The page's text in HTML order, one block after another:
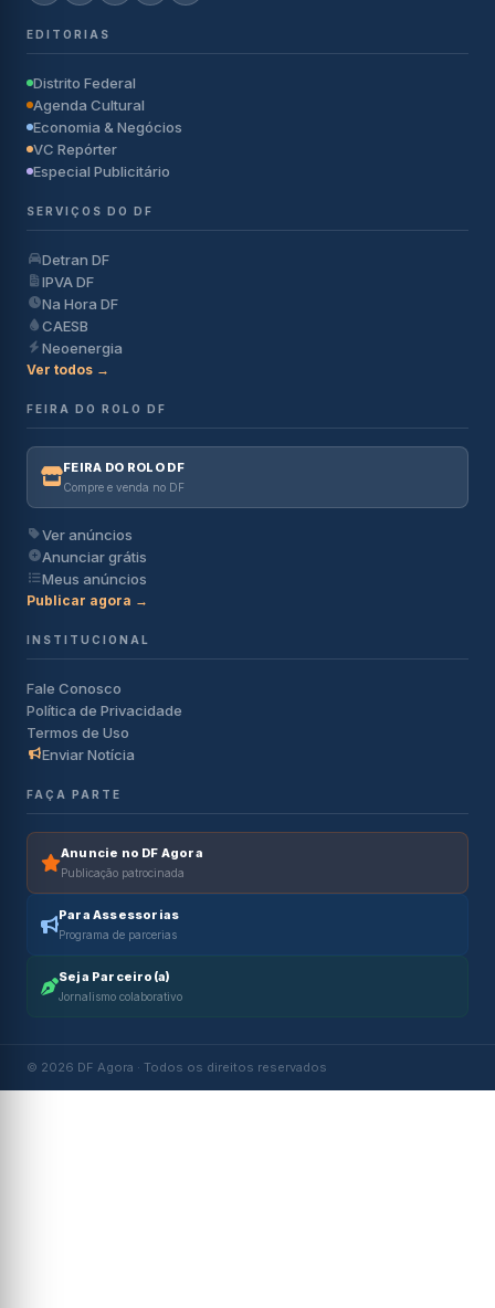
EDITORIAS
Distrito Federal
Agenda Cultural
Economia & Negócios
VC Repórter
Especial Publicitário
SERVIÇOS DO DF
Detran DF
IPVA DF
Na Hora DF
CAESB
Neoenergia
Ver todos →
FEIRA DO ROLO DF
FEIRA DO ROLO DF
Compre e venda no DF
Ver anúncios
Anunciar grátis
Meus anúncios
Publicar agora →
INSTITUCIONAL
Fale Conosco
Política de Privacidade
Termos de Uso
Enviar Notícia
FAÇA PARTE
Anuncie no DF Agora
Publicação patrocinada
Para Assessorias
Programa de parcerias
Seja Parceiro(a)
Jornalismo colaborativo
© 2026 DF Agora · Todos os direitos reservados